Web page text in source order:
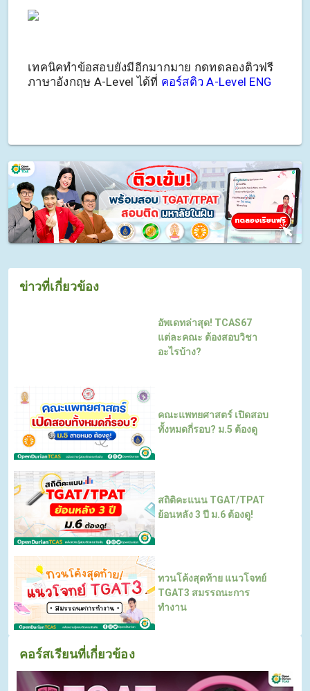
เทคนิคทำข้อสอบยังมีอีกมากมาย กดทดลองติวฟรี
ภาษาอังกฤษ A-Level ได้ที่ คอร์สติว A-Level ENG
ข่าวที่เกี่ยวข้อง
อัพเดทล่าสุด! TCAS67
แต่ละคณะ ต้องสอบวิชา
อะไรบ้าง?
คณะแพทยศาสตร์ เปิดสอบ
ทั้งหมดกี่รอบ? ม.5 ต้องดู
สถิติคะแนน TGAT/TPAT
ย้อนหลัง 3 ปี ม.6 ต้องดู!
ทวนโค้งสุดท้าย แนวโจทย์
TGAT3 สมรรถนะการ
ทำงาน
คอร์สเรียนที่เกี่ยวข้อง